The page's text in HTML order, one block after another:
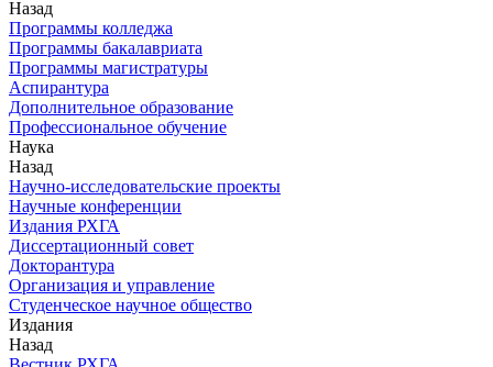
Назад
Программы колледжа
Программы бакалавриата
Программы магистратуры
Аспирантура
Дополнительное образование
Профессиональное обучение
Наука
Назад
Научно-исследовательские проекты
Научные конференции
Издания РХГА
Диссертационный совет
Докторантура
Организация и управление
Студенческое научное общество
Издания
Назад